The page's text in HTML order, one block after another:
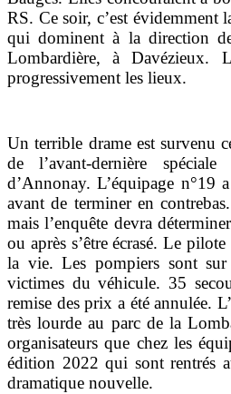
RS. Ce soir, c’est évidemment
qui dominent à la direction
Lombardière, à Davézieux.
progressivement les lieux.
Un terrible drame est survenu
de l’avant-dernière
d’Annonay. L’équipage n°19
avant de terminer en
mais l’enquête devra
ou après s’être écrasé. Le
la vie. Les pompiers sont
victimes du véhicule. 35
remise des prix a été annulée.
très lourde au parc de la
organisateurs que chez les
édition 2022 qui sont rentrés
dramatique nouvelle.